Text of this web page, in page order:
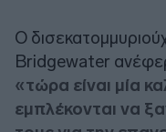
Ο
Bridgewater
«τώρα είναι μία
εμπλέκονται να